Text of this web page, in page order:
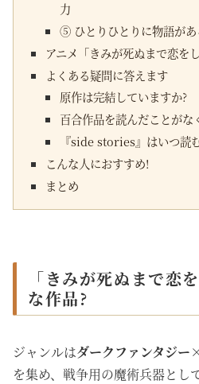
力
⑤ ひとりひとりに物語が
アニメ「きみが死ぬまで恋を
よくある疑問に答えます
原作は完結していますか?
百合作品を読んだことがな
『side stories』はいつ読
こんな人におすすめ!
まとめ
「きみが死ぬまで恋
な作品?
ジャンルはダークファンタジー
を集め、戦争用の魔術兵器とし